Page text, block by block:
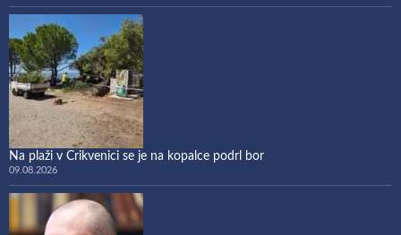
Na plaži v Crikvenici se je na kopalce podrl bor
09.08.2026